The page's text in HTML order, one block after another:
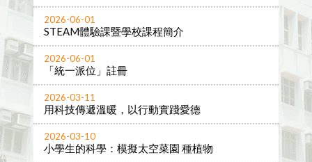
2026-06-01
STEAM體驗課暨學校課程簡介
2026-06-01
「統一派位」註冊
2026-03-11
用科技傳遞溫暖，以行動實踐愛德
2026-03-10
小學生的科學：模擬太空菜園 種植物